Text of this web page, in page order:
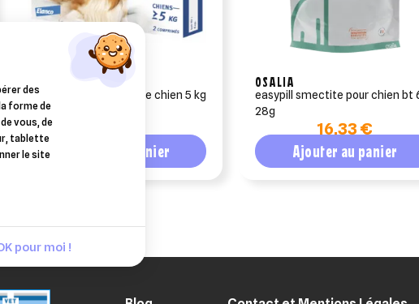
ELANCO ANIMAL
milbemaxtab vermifuge chien 5 kg
2 cp
Ajouter au panier
OSALIA
easypill smectite pour chien bt
28g
16,33 €
Ajouter au panier
des
forme de
vous, de
tablette
le site
pour moi !